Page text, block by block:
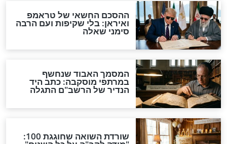
המיוחד
מנחה הטלויזיה
ובפרשות
מפורסמים
אמן הכלייזמר המפורסם: